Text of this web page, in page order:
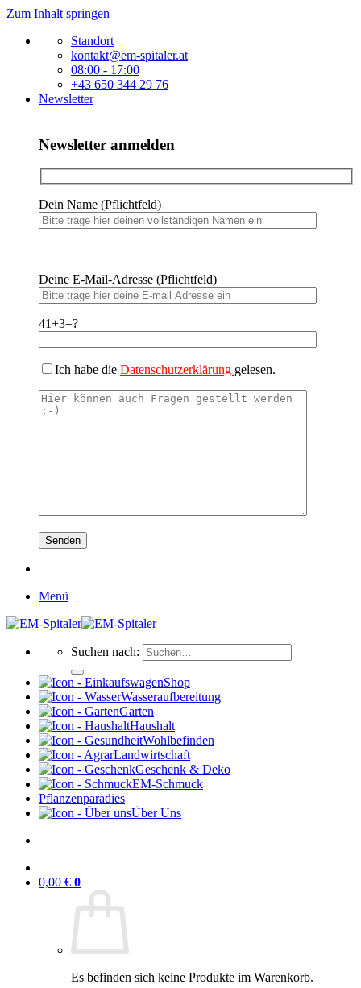
Zum Inhalt springen
Standort
kontakt@em-spitaler.at
08:00 - 17:00
+43 650 344 29 76
Newsletter
Newsletter anmelden
Dein Name (Pflichtfeld)
dieses
Feld
leer.
lasse
dieses
leer.
Deine E-Mail-Adresse (Pflichtfeld)
41+3=?
Ich habe die Datenschutzerklärung gelesen.
Menü
Suchen nach:
Shop
Wasseraufbereitung
Garten
Haushalt
Wohlbefinden
Landwirtschaft
Geschenk & Deko
EM-Schmuck
Pflanzenparadies
Über Uns
0,00 € 0
Es befinden sich keine Produkte im Warenkorb.